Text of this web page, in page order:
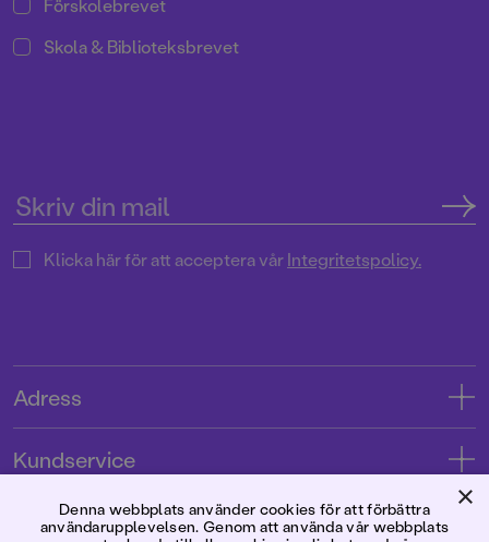
Förskolebrevet
Skola & Biblioteksbrevet
Klicka här för att acceptera vårIntegritetspolicy.
Adress
Tryckerigatan 4
Kundservice
Kontakta oss
Förlaget
×
Denna webbplats använder cookies för att förbättra
användarupplevelsen. Genom att använda vår webbplats